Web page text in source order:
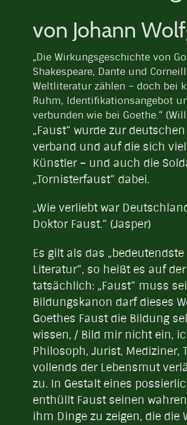
von Johann
„Die Wirkungsgeschichte von
Shakespeare, Dante und
Weltliteratur zählen – doch bei
Ruhm, Identifikationsangebot
verbunden wie bei Goethe.“
„Faust“ wurde zur
verband und auf die sich
Künstler – und auch die
„Tornisterfaust“ dabei.
„Wie verliebt war
Doktor Faust.“ (Jasper)
Es gilt als das
Literatur“, so heißt es auf
tatsächlich: „Faust“ muss
Bildungskanon darf dieses
Goethes Faust die Bildung
wissen, / Bild mir nicht ein,
Philosoph, Jurist, Mediziner,
vollends der Lebensmut
zu. In Gestalt eines
enthüllt Faust seinen
ihm Dinge zu zeigen, die